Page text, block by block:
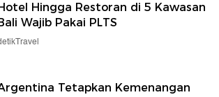
Hingga Restoran di 5 Kawasan
Wajib Pakai PLTS
Tetapkan Kemenangan